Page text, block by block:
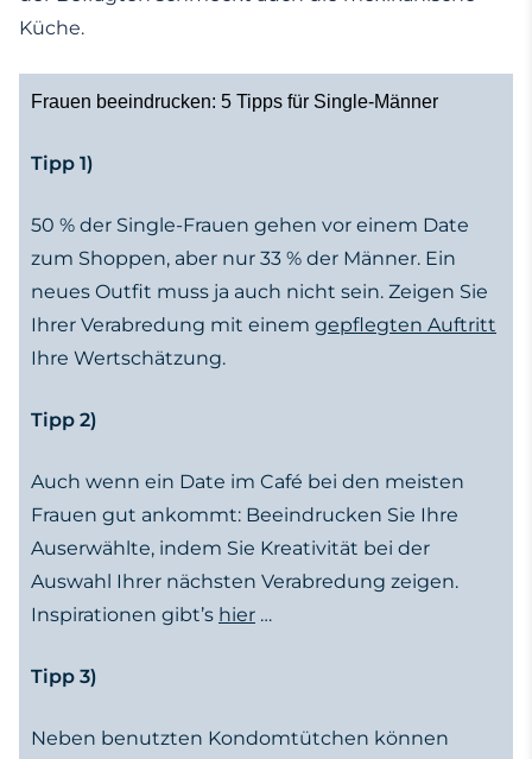
Küche.
Frauen beeindrucken: 5 Tipps für Single-Männer
Tipp 1)
50 % der Single-Frauen gehen vor einem Date
zum Shoppen, aber nur 33 % der Männer. Ein
neues Outfit muss ja auch nicht sein. Zeigen Sie
Ihrer Verabredung mit einem gepflegten Auftritt
Ihre Wertschätzung.
Tipp 2)
Auch wenn ein Date im Café bei den meisten
Frauen gut ankommt: Beeindrucken Sie Ihre
Auserwählte, indem Sie Kreativität bei der
Auswahl Ihrer nächsten Verabredung zeigen.
Inspirationen gibt’s hier …
Tipp 3)
Neben benutzten Kondomtütchen können